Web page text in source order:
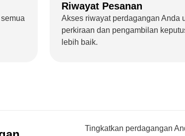
Riwayat Pesanan
Akses riwayat perdagangan Anda
perkiraan dan pengambilan
lebih baik.
Tingkatkan perdagangan